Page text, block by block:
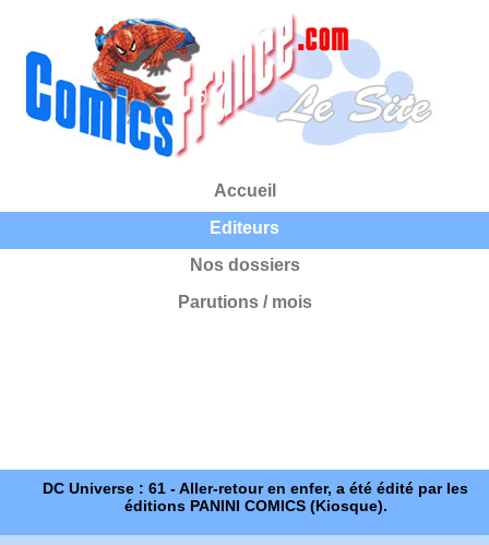
Accueil
Editeurs
Nos dossiers
Parutions / mois
DC Universe : 61 - Aller-retour en enfer, a été édité par les
éditions PANINI COMICS (Kiosque).